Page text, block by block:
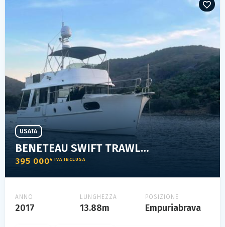
BENETEAU SWIFT TRAWLER 44
395 000€ IVA INCLUSA
USATA
ANNO
2017
LUNGHEZZA
13.88m
POSIZIONE
Empuriabrava